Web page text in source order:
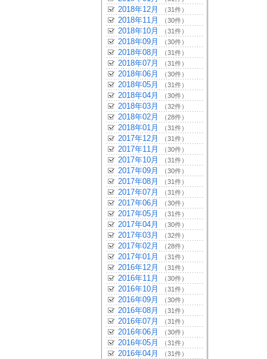
2018年12月 （31件）
2018年11月 （30件）
2018年10月 （31件）
2018年09月 （30件）
2018年08月 （31件）
2018年07月 （31件）
2018年06月 （30件）
2018年05月 （31件）
2018年04月 （30件）
2018年03月 （32件）
2018年02月 （28件）
2018年01月 （31件）
2017年12月 （31件）
2017年11月 （30件）
2017年10月 （31件）
2017年09月 （30件）
2017年08月 （31件）
2017年07月 （31件）
2017年06月 （30件）
2017年05月 （31件）
2017年04月 （30件）
2017年03月 （32件）
2017年02月 （28件）
2017年01月 （31件）
2016年12月 （31件）
2016年11月 （30件）
2016年10月 （31件）
2016年09月 （30件）
2016年08月 （31件）
2016年07月 （31件）
2016年06月 （30件）
2016年05月 （31件）
2016年04月 （31件）